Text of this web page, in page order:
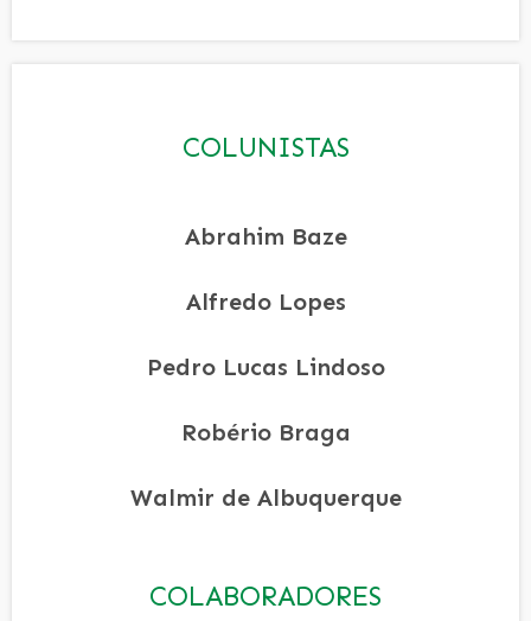
COLUNISTAS
Abrahim Baze
Alfredo Lopes
Pedro Lucas Lindoso
Robério Braga
Walmir de Albuquerque
COLABORADORES